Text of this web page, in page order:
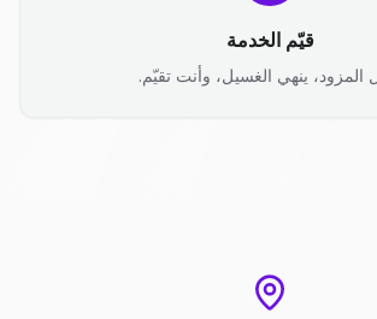
قيّم الخدمة
المزود، ينهي الغسيل، وأنت تقيّم.